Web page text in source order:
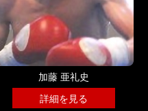
加藤 亜礼史
詳細を見る